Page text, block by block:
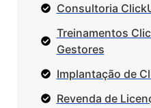
Consultoria
Treinamentos
Gestores
Implantação de
Revenda de